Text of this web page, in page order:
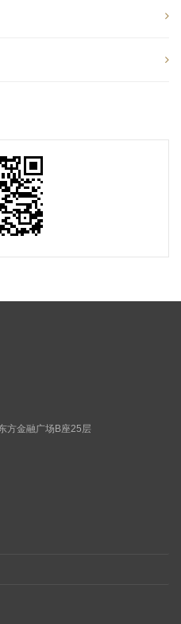
方金融广场B座25层